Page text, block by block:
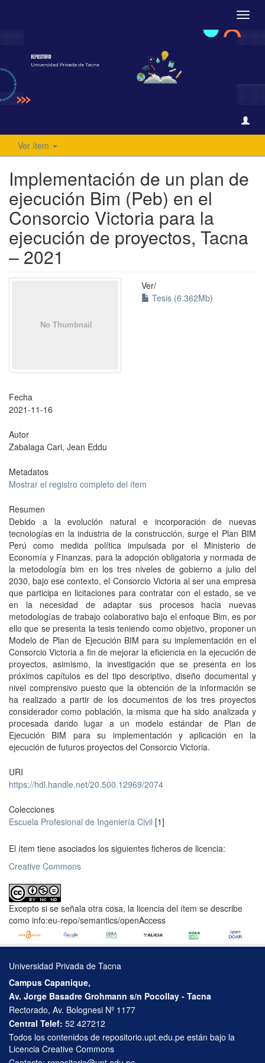
Ver ítem
Implementación de un plan de
ejecución Bim (Peb) en el
Consorcio Victoria para la
ejecución de proyectos, Tacna
– 2021
Ver/
Tesis (6.362Mb)
Fecha
2021-11-16
Autor
Zabalaga Cari, Jean Eddu
Metadatos
Mostrar el registro completo del ítem
Resumen
Debido a la evolución natural e incorporación de nuevas
tecnologías en la industria de la construcción, surge el Plan BIM
Perú como medida política impulsada por el Ministerio de
Economía y Finanzas, para la adopción obligatoria y normada de
la metodología bim en los tres niveles de gobierno a julio del
2030, bajo ese contexto, el Consorcio Victoria al ser una empresa
que participa en licitaciones para contratar con el estado, se ve
en la necesidad de adaptar sus procesos hacia nuevas
metodologías de trabajo colaborativo bajo el enfoque Bim, es por
ello que se presenta la tesis teniendo como objetivo, proponer un
Modelo de Plan de Ejecución BIM para su implementación en el
Consorcio Victoria a fin de mejorar la eficiencia en la ejecución de
proyectos, asimismo, la investigación que se presenta en los
próximos capítulos es del tipo descriptivo, diseño documental y
nivel comprensivo puesto que la obtención de la información se
ha realizado a partir de los documentos de los tres proyectos
considerador como población, la misma que ha sido analizada y
procesada dando lugar a un modelo estándar de Plan de
Ejecución BIM para su implementación y aplicación en la
ejecución de futuros proyectos del Consorcio Victoria.
URI
https://hdl.handle.net/20.500.12969/2074
Colecciones
Escuela Profesional de Ingeniería Civil [1]
El ítem tiene asociados los siguientes ficheros de licencia:
Creative Commons
Excepto si se señala otra cosa, la licencia del ítem se describe
como info:eu-repo/semantics/openAccess
Universidad Privada de Tacna
Campus Capanique,
Av. Jorge Basadre Grohmann s/n Pocollay - Tacna
Rectorado, Av. Bolognesi Nº 1177
Central Telef: 52 427212
Todos los contenidos de repositorio.upt.edu.pe están bajo la
Licencia Creative Commons